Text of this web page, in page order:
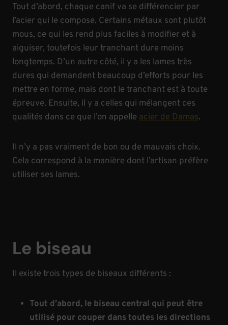
Tout d’abord, chaque canif va se différencier par
l’acier qui le compose. Certains métaux sont plutôt
mous, ce qui les rend plus faciles à modifier et à
aiguiser, toutefois leur tranchant dure moins
longtemps. D’un autre côté, il y a les lames très
dures qui demandent beaucoup d’efforts pour les
mettre en forme, mais dont le tranchant est à toute
épreuve. Ensuite, il y a celles qui mélangent ces
qualités dans ce que l’on appelle acier de Damas.
Il n’y a pas vraiment de bon ou de mauvais choix.
Cela correspond à la manière dont l’artisan préfère
utiliser ses lames.
Le biseau
Il existe trois types de biseaux différents :
Tout d’abord, le biseau central qui peut être
utilisé pour couper dans toutes les directions